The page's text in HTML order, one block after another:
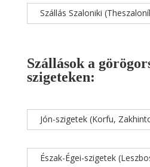
Szállás Szaloniki
Szállások a
szigeteken:
Jón-szigetek (Korfu,
Észak-Égei-szigetek